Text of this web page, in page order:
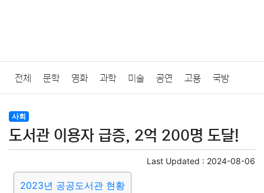
전체 문학 영화 과학 미술 공연 고용 국방
법률
질병 가요 방송 일상 주식 암호화폐 블록체인
결혼 육아 반려동물 패션
사회
도서관 이용자 급증, 2억 200명 도달!
Last Updated : 2024-08-06
2023년 공공도서관 현황